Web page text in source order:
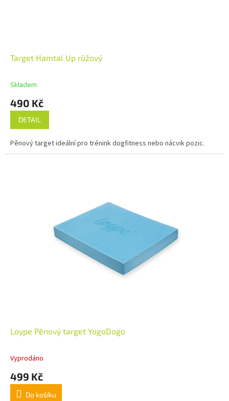
Target Hamtal Up růžový
Skladem
490 Kč
DETAIL
Pěnový target ideální pro trénink dogfitness nebo nácvik pozic.
Loype Pěnový target YogoDogo
Vyprodáno
499 Kč
Do košíku